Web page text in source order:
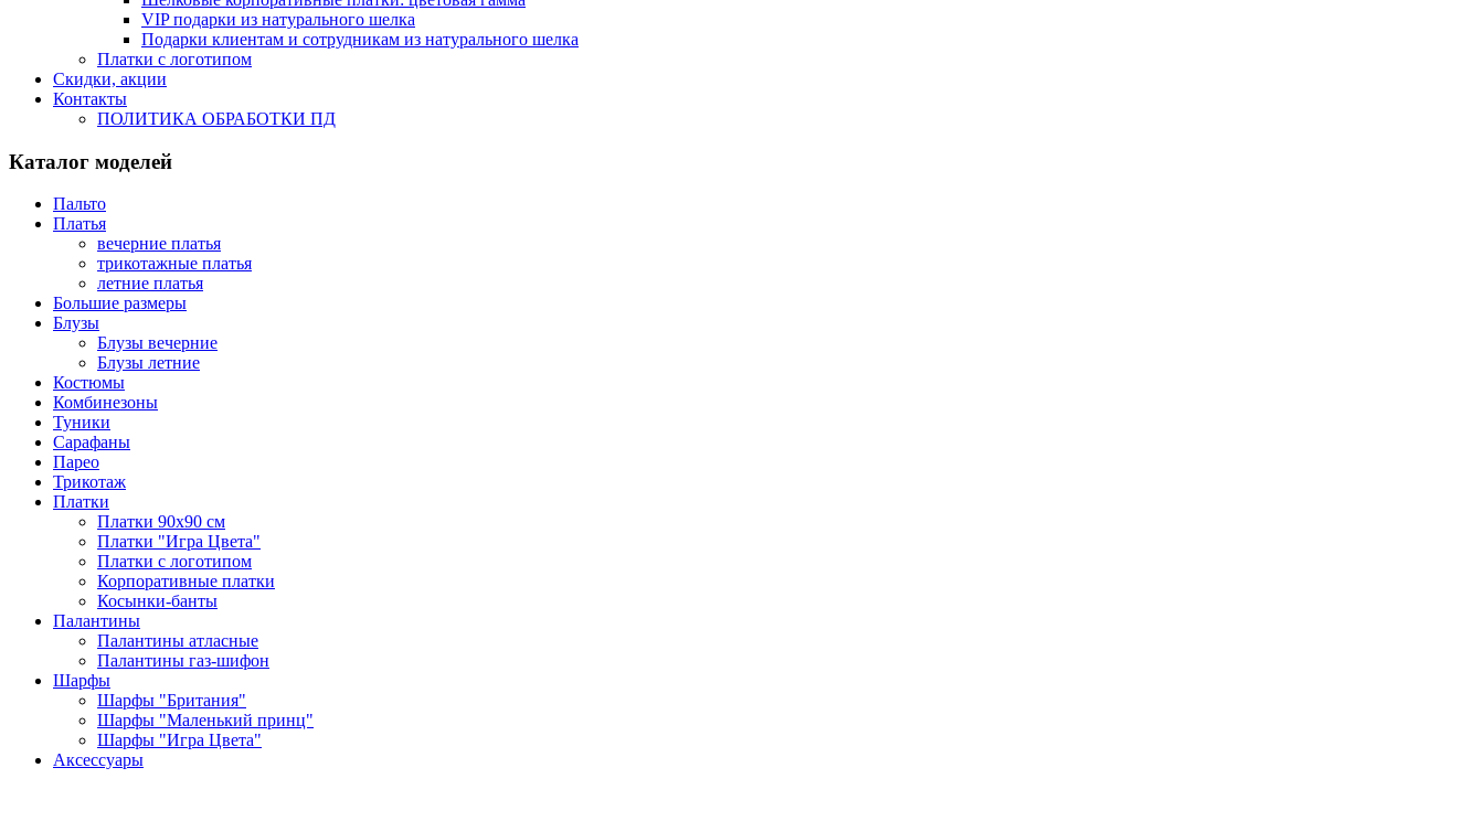
VIP подарки из натурального шелка
Подарки клиентам и сотрудникам из натурального шелка
Платки с логотипом
Скидки, акции
Контакты
ПОЛИТИКА ОБРАБОТКИ ПД
Каталог моделей
Пальто
Платья
вечерние платья
трикотажные платья
летние платья
Большие размеры
Блузы
Блузы вечерние
Блузы летние
Костюмы
Комбинезоны
Туники
Сарафаны
Парео
Трикотаж
Платки
Платки 90х90 см
Платки "Игра Цвета"
Платки с логотипом
Корпоративные платки
Косынки-банты
Палантины
Палантины атласные
Палантины газ-шифон
Шарфы
Шарфы "Британия"
Шарфы "Маленький принц"
Шарфы "Игра Цвета"
Аксессуары